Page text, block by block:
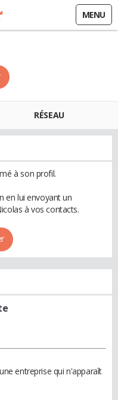
MENU
RÉSEAU
à son profil.
en lui envoyant un
à vos contacts.
entreprise qui n'apparaît